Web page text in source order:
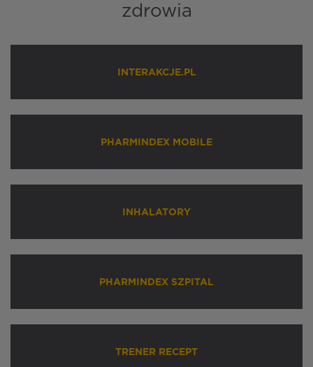
zdrowia
INTERAKCJE.PL
PHARMINDEX MOBILE
INHALATORY
PHARMINDEX SZPITAL
TRENER RECEPT